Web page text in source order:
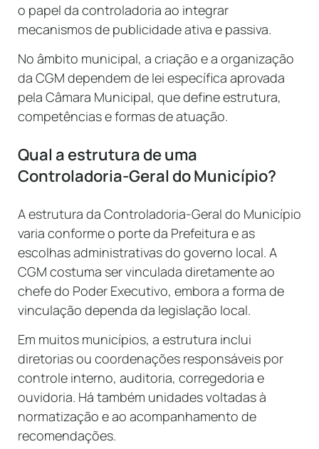
o papel da controladoria ao integrar
mecanismos de publicidade ativa e passiva.
No âmbito municipal, a criação e a organização
da CGM dependem de lei específica aprovada
pela Câmara Municipal, que define estrutura,
competências e formas de atuação.
Qual a estrutura de uma
Controladoria-Geral do Município?
A estrutura da Controladoria-Geral do Município
varia conforme o porte da Prefeitura e as
escolhas administrativas do governo local. A
CGM costuma ser vinculada diretamente ao
chefe do Poder Executivo, embora a forma de
vinculação dependa da legislação local.
Em muitos municípios, a estrutura inclui
diretorias ou coordenações responsáveis por
controle interno, auditoria, corregedoria e
ouvidoria. Há também unidades voltadas à
normatização e ao acompanhamento de
recomendações.